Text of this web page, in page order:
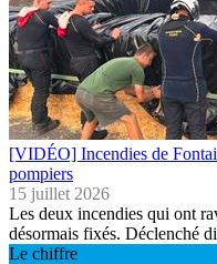
[VIDÉO] Incendies de
pompiers
15 juillet 2026
Les deux incendies qui ont
désormais fixés. Déclenché
Le chiffre